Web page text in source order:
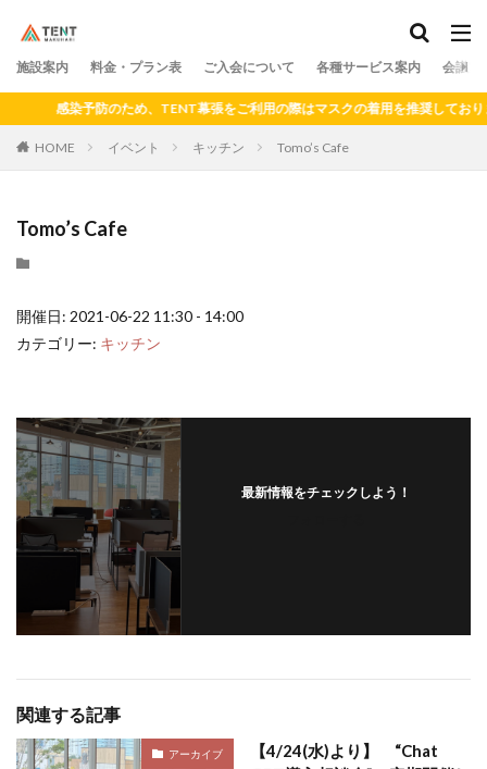
施設案内 料金・プラン表 ご入会について 各種サービス案内 会議室
感染予防のため、TENT幕張をご利用の際はマスクの着用を推奨しておりま
HOME イベント キッチン Tomo’s Cafe
Tomo’s Cafe
開催日: 2021-06-22 11:30 - 14:00
カテゴリー: キッチン
最新情報をチェックしよう！
関連する記事
アーカイブ
【4/24(水)より】 “Chat
カテゴリー